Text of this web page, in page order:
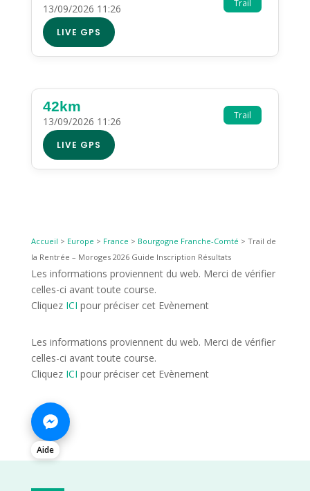
Trail
13/09/2026 11:26
LIVE GPS
Trail
42km
13/09/2026 11:26
LIVE GPS
Accueil > Europe > France > Bourgogne Franche-Comté > Trail de
la Rentrée – Moroges 2026 Guide Inscription Résultats
Les informations proviennent du web. Merci de vérifier
celles-ci avant toute course.
Cliquez ICI pour préciser cet Evènement
Les informations proviennent du web. Merci de vérifier
celles-ci avant toute course.
Cliquez ICI pour préciser cet Evènement
Aide